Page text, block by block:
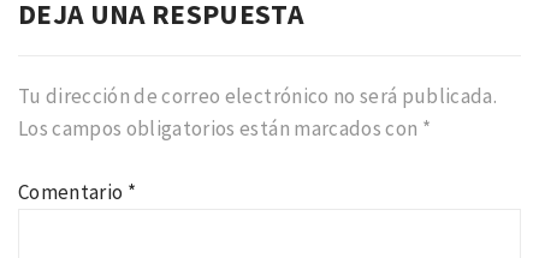
DEJA UNA RESPUESTA
Tu dirección de correo electrónico no será publicada.
Los campos obligatorios están marcados con *
Comentario *